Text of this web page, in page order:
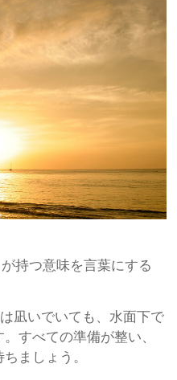
持つ意味を言葉にする
凪いでいても、水面下で
すべての準備が整い、
ましょう。